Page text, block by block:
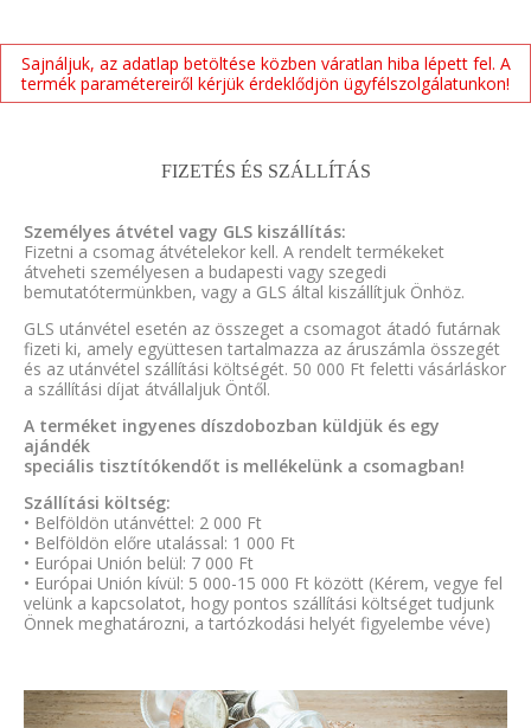
Sajnáljuk, az adatlap betöltése közben váratlan hiba lépett fel. A
termék paramétereiről kérjük érdeklődjön ügyfélszolgálatunkon!
FIZETÉS ÉS SZÁLLÍTÁS
Személyes átvétel vagy GLS kiszállítás:
Fizetni a csomag átvételekor kell. A rendelt termékeket
átveheti személyesen a budapesti vagy szegedi
bemutatótermünkben, vagy a GLS által kiszállítjuk Önhöz.
GLS utánvétel esetén az összeget a csomagot átadó futárnak
fizeti ki, amely együttesen tartalmazza az áruszámla összegét
és az utánvétel szállítási költségét. 50 000 Ft feletti vásárláskor
a szállítási díjat átvállaljuk Öntől.
A terméket ingyenes díszdobozban küldjük és egy
ajándék
speciális tisztítókendőt is mellékelünk a csomagban!
Szállítási költség:
• Belföldön utánvéttel: 2 000 Ft
• Belföldön előre utalással: 1 000 Ft
• Európai Unión belül: 7 000 Ft
• Európai Unión kívül: 5 000-15 000 Ft között (Kérem, vegye fel
velünk a kapcsolatot, hogy pontos szállítási költséget tudjunk
Önnek meghatározni, a tartózkodási helyét figyelembe véve)